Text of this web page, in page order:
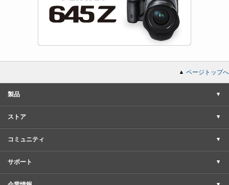
ページトップへ
製品
ストア
コミュニティ
サポート